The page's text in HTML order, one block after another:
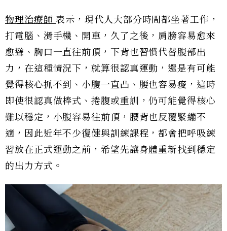
物理治療師表示，現代人大部分時間都坐著工作，
打電腦、滑手機、開車，久了之後，肩膀容易愈來
愈聳、胸口一直往前頂，下背也習慣代替腹部出
力，在這種情況下，就算很認真運動，還是有可能
覺得核心抓不到、小腹一直凸、腰也容易痠，這時
即使很認真做棒式、捲腹或重訓，仍可能覺得核心
難以穩定，小腹容易往前頂，腰背也反覆緊繃不
適，因此近年不少復健與訓練課程，都會把呼吸練
習放在正式運動之前，希望先讓身體重新找到穩定
的出力方式。